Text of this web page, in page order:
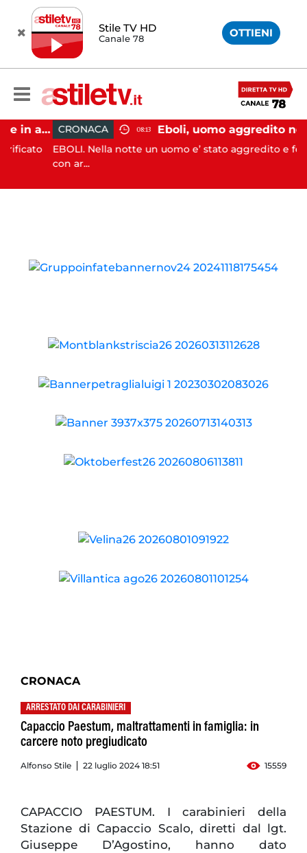
Stile TV HD
Canale 78 OTTIENI
Pontecagnano, incidente in autostrada: 5 giovani feriti CRONACA 08:13
EBOLI. Nella notte un uomo e’ stato aggredito e ferito
con ar...
CRONACA
ARRESTATO DAI CARABINIERI
Capaccio Paestum, maltrattamenti in famiglia: in
carcere noto pregiudicato
Alfonso Stile 22 luglio 2024 18:51 15559
CAPACCIO PAESTUM. I carabinieri della
Stazione di Capaccio Scalo, diretti dal lgt.
Giuseppe D’Agostino, hanno dato